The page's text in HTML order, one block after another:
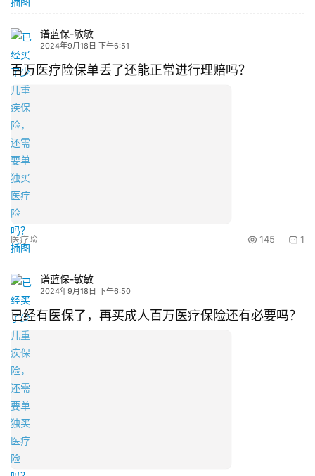
谱蓝保-敏敏
2024年9月18日 下午6:51
百万医疗险保单丢了还能正常进行理赔吗？
医疗险 145 1
谱蓝保-敏敏
2024年9月18日 下午6:50
已经有医保了，再买成人百万医疗保险还有必要吗？